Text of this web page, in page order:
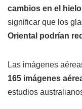
cambios en el
significar que los
Oriental podrían
Las imágenes
165 imágenes
estudios